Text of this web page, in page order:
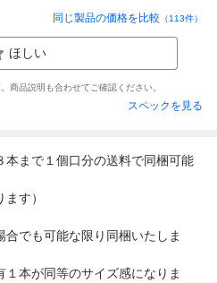
同じ製品の価格を比較 （113件）
ほしい
商品説明も合わせてご確認ください。
スペックを見る
まで１個口分の送料で同梱可能
す）
でも可能な限り同梱いたしま
本が同等のサイズ感になりま